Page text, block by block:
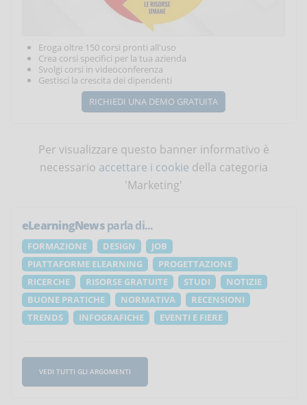
Eroga oltre 150 corsi pronti all'uso
Crea corsi specifici per la tua azienda
Svolgi corsi in videoconferenza
Gestisci la crescita dei dipendenti
RICHIEDI UNA DEMO GRATUITA
Per visualizzare questo banner informativo è
necessario accettare i cookie della categoria
'Marketing'
eLearningNewsparla di...
FORMAZIONE DESIGN
JOB
PIATTAFORME ELEARNING
PROGETTAZIONE
RICERCHE
RISORSE GRATUITE STUDI
NOTIZIE
BUONE PRATICHE
NORMATIVA
RECENSIONI
TRENDS
INFOGRAFICHE EVENTI E FIERE
VEDI TUTTI GLI ARGOMENTI